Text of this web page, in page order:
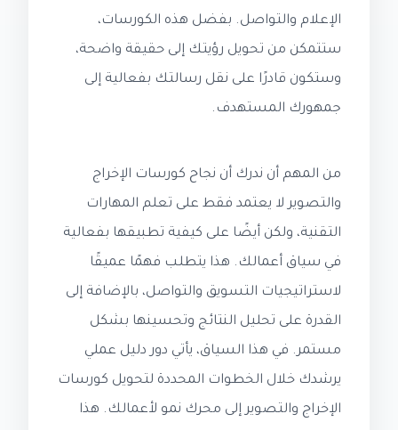
الإعلام والتواصل. بفضل هذه الكورسات،
ستتمكن من تحويل رؤيتك إلى حقيقة واضحة،
وستكون قادرًا على نقل رسالتك بفعالية إلى
جمهورك المستهدف.
من المهم أن ندرك أن نجاح كورسات الإخراج
والتصوير لا يعتمد فقط على تعلم المهارات
التقنية، ولكن أيضًا على كيفية تطبيقها بفعالية
في سياق أعمالك. هذا يتطلب فهمًا عميقًا
لاستراتيجيات التسويق والتواصل، بالإضافة إلى
القدرة على تحليل النتائج وتحسينها بشكل
مستمر. في هذا السياق، يأتي دور دليل عملي
يرشدك خلال الخطوات المحددة لتحويل كورسات
الإخراج والتصوير إلى محرك نمو لأعمالك. هذا